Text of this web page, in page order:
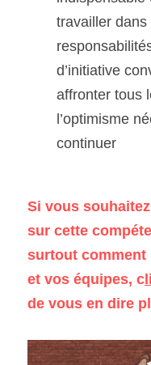
travailler
d’initiative
affronter tous
l’optimisme
continuer
Si vous
sur cette
surtout comment
et vos équipes, c
de vous en dire